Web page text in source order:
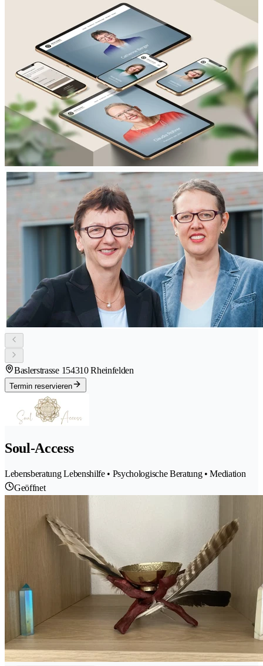
Baslerstrasse 154310 Rheinfelden
Termin reservieren
Soul-Access
Lebensberatung Lebenshilfe • Psychologische Beratung • Mediation
Geöffnet